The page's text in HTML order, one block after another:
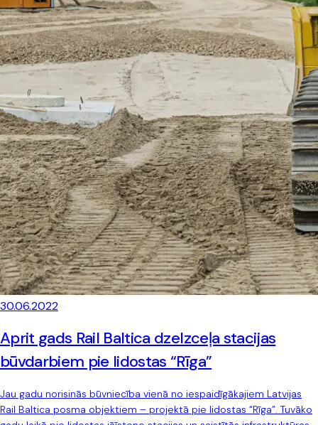
30.06.2022
Aprit gads Rail Baltica dzelzceļa stacijas
būvdarbiem pie lidostas “Rīga”
Jau gadu norisinās būvniecība vienā no iespaidīgākajiem Latvijas
Rail Baltica posma objektiem – projektā pie lidostas “Rīga”. Tuvāko